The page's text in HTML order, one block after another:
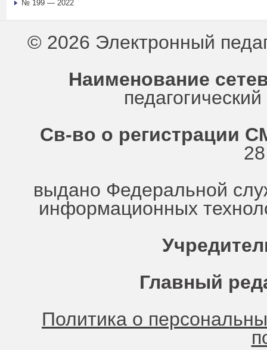
№ 199 — 2022
© 2026 Электронный
Наименование
Св-во о регистрации
выдано Федеральной
информационных
Главный
Политика о